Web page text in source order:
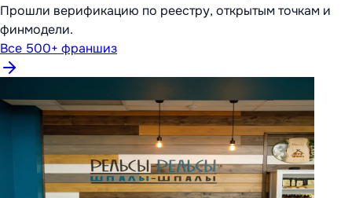
Прошли верификацию по реестру, открытым точкам и
финмодели.
Все 500+ франшиз